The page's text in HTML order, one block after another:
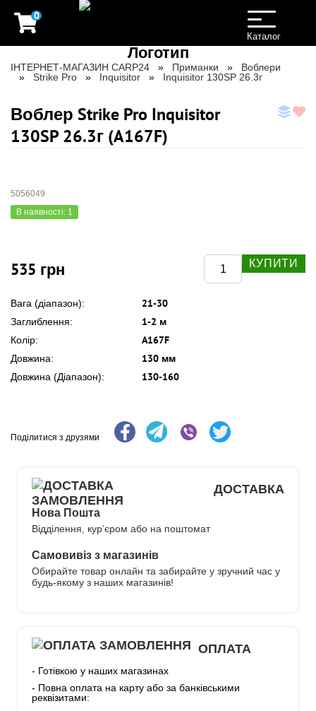
0
Toggle
navigation
Каталог
ІНТЕРНЕТ-МАГАЗИН CARP24 Приманки
Воблери
Strike Pro
Inquisitor Inquisitor 130SP 26.3г
Воблер Strike Pro Inquisitor
130SP 26.3г (A167F)
5056049
В наявності: 1
535 грн КУПИТИ
Вага (діапазон): 21-30
Заглиблення: 1-2 м
Колір: A167F
Довжина: 130 мм
Довжина (Діапазон): 130-160
Поділитися з друзями
ДОСТАВКА
Нова Пошта
Відділення, кур’єром або на поштомат
Самовивіз з магазинів
Обирайте товар онлайн та забирайте у зручний час у
будь-якому з наших магазинів!
ОПЛАТА
- Готівкою у наших магазинах
- Повна оплата на карту або за банківськими
реквізитами: